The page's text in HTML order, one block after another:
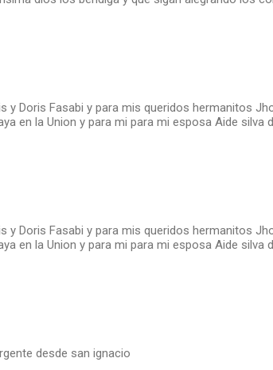
y Doris Fasabi y para mis queridos hermanitos
en la Union y para mi para mi esposa Aide silva
y Doris Fasabi y para mis queridos hermanitos
en la Union y para mi para mi esposa Aide silva
desde san ignacio